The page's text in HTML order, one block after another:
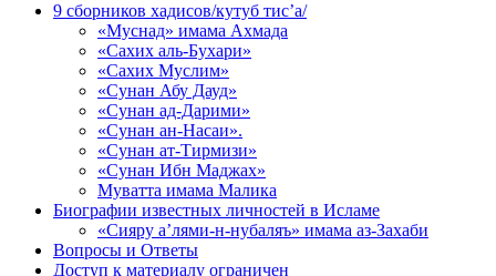
9 сборников хадисов/кутуб тис’а/
«Муснад» имама Ахмада
«Сахих аль-Бухари»
«Сахих Муслим»
«Сунан Абу Дауд»
«Сунан ад-Дарими»
«Сунан ан-Насаи».
«Сунан ат-Тирмизи»
«Сунан Ибн Маджах»
Муватта имама Малика
Биографии известных личностей в Исламе
«Сияру а’лями-н-нубаляъ» имама аз-Захаби
Вопросы и Ответы
Доступ к материалу ограничен